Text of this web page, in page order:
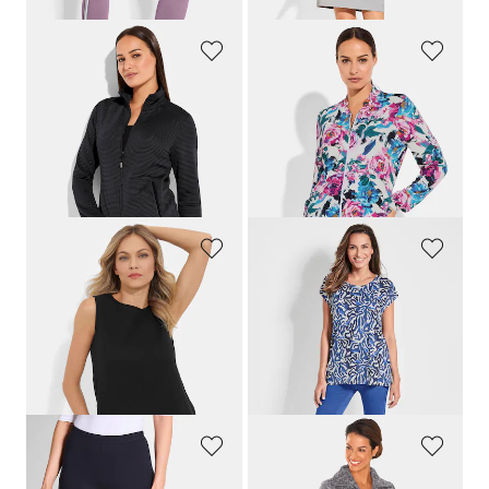
LINEA PRIMERO - LPO
59,95 €
COMODO
Blouson van viscose-jersey
89,95 €
Laagste prijs van de afgelopen 30
dagen**: 62,96 € (-14%)
79,95 €99,95 €
Laagste prijs van de afgelopen 30
dagen**: 89,95 €
89,95 €
Laagste prijs van de afgelopen 30
dagen**: 69,95 € (-7%)